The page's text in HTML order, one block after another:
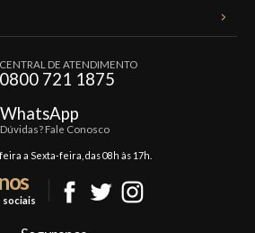
CENTRAL DE ATENDIMENTO
0800 721 1875
WhatsApp
Dúvidas? Fale Conosco
a Sexta-feira, das 08h às 17h.
sociais